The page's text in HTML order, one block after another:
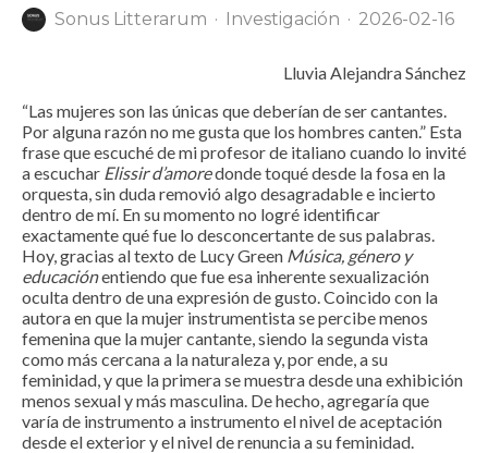
Sonus Litterarum · Investigación · 2026-02-16
Lluvia Alejandra Sánchez
“Las mujeres son las únicas que deberían de ser cantantes.
Por alguna razón no me gusta que los hombres canten.” Esta
frase que escuché de mi profesor de italiano cuando lo invité
a escuchar Elissir d’amoredonde toqué desde la fosa en la
orquesta, sin duda removió algo desagradable e incierto
dentro de mí. En su momento no logré identificar
exactamente qué fue lo desconcertante de sus palabras.
Hoy, gracias al texto de Lucy Green Música, género y
educaciónentiendo que fue esa inherente sexualización
oculta dentro de una expresión de gusto. Coincido con la
autora en que la mujer instrumentista se percibe menos
femenina que la mujer cantante, siendo la segunda vista
como más cercana a la naturaleza y, por ende, a su
feminidad, y que la primera se muestra desde una exhibición
menos sexual y más masculina. De hecho, agregaría que
varía de instrumento a instrumento el nivel de aceptación
desde el exterior y el nivel de renuncia a su feminidad.